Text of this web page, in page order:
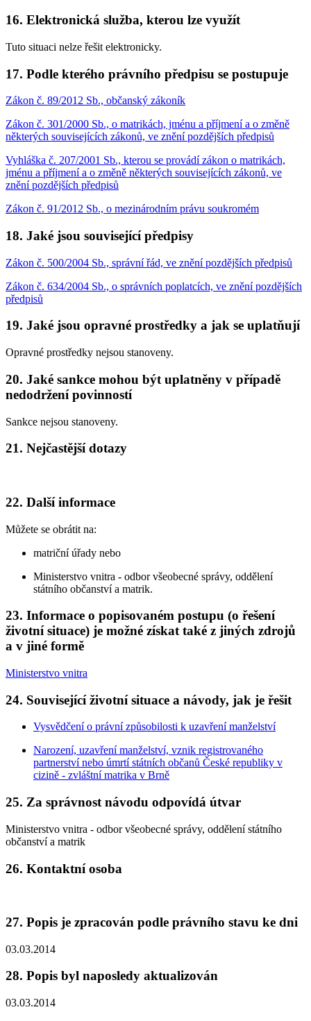
16. Elektronická služba, kterou lze využít
Tuto situaci nelze řešit elektronicky.
17. Podle kterého právního předpisu se postupuje
Zákon č. 89/2012 Sb., občanský zákoník
Zákon č. 301/2000 Sb., o matrikách, jménu a příjmení a o změně
některých souvisejících zákonů, ve znění pozdějších předpisů
Vyhláška č. 207/2001 Sb., kterou se provádí zákon o matrikách,
jménu a příjmení a o změně některých souvisejících zákonů, ve
znění pozdějších předpisů
Zákon č. 91/2012 Sb., o mezinárodním právu soukromém
18. Jaké jsou související předpisy
Zákon č. 500/2004 Sb., správní řád, ve znění pozdějších předpisů
Zákon č. 634/2004 Sb., o správních poplatcích, ve znění pozdějších
předpisů
19. Jaké jsou opravné prostředky a jak se uplatňují
Opravné prostředky nejsou stanoveny.
20. Jaké sankce mohou být uplatněny v případě
nedodržení povinností
Sankce nejsou stanoveny.
21. Nejčastější dotazy
22. Další informace
Můžete se obrátit na:
matriční úřady nebo
Ministerstvo vnitra - odbor všeobecné správy, oddělení
státního občanství a matrik.
23. Informace o popisovaném postupu (o řešení
životní situace) je možné získat také z jiných zdrojů
a v jiné formě
Ministerstvo vnitra
24. Související životní situace a návody, jak je řešit
Vysvědčení o právní způsobilosti k uzavření manželství
Narození, uzavření manželství, vznik registrovaného
partnerství nebo úmrtí státních občanů České republiky v
cizině - zvláštní matrika v Brně
25. Za správnost návodu odpovídá útvar
Ministerstvo vnitra - odbor všeobecné správy, oddělení státního
občanství a matrik
26. Kontaktní osoba
27. Popis je zpracován podle právního stavu ke dni
03.03.2014
28. Popis byl naposledy aktualizován
03.03.2014